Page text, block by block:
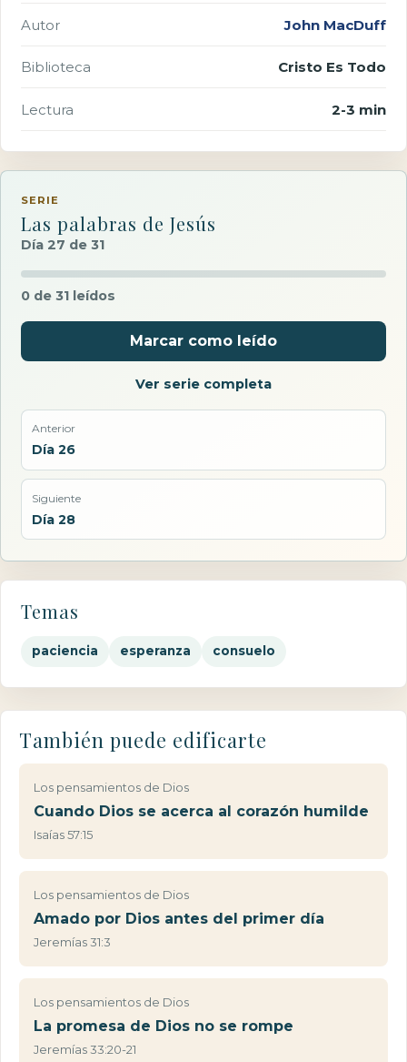
Autor John MacDuff
Biblioteca Cristo Es Todo
Lectura 2-3 min
SERIE
Las palabras de Jesús
Día 27 de 31
0 de 31 leídos
Marcar como leído
Ver serie completa
Anterior
Día 26
Siguiente
Día 28
Temas
paciencia esperanza consuelo
También puede edificarte
Los pensamientos de Dios
Cuando Dios se acerca al corazón humilde
Isaías 57:15
Los pensamientos de Dios
Amado por Dios antes del primer día
Jeremías 31:3
Los pensamientos de Dios
La promesa de Dios no se rompe
Jeremías 33:20-21